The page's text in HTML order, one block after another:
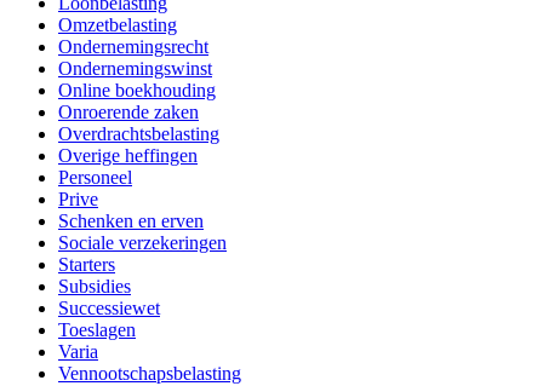
Omzetbelasting
Ondernemingsrecht
Ondernemingswinst
Online boekhouding
Onroerende zaken
Overdrachtsbelasting
Overige heffingen
Personeel
Prive
Schenken en erven
Sociale verzekeringen
Starters
Subsidies
Successiewet
Toeslagen
Varia
Vennootschapsbelasting